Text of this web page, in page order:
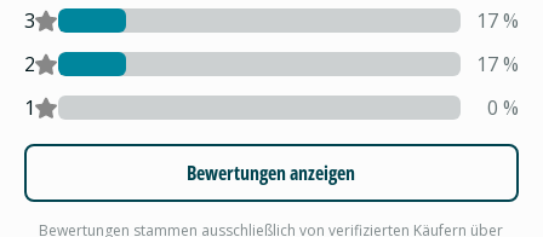
3 17%
2
17%
1
0 %
Bewertungen anzeigen
Bewertungen stammen ausschließlich von verifizierten Käufern über